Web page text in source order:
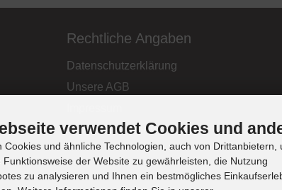
Rechtliche Angaben
Datenschutzerklärung
Unsere AGB
Widerrufsbelehrung
verwendet Cookies und
Cookies und ähnliche Technologien, auch von Drittanbietern,
der Website zu gewährleisten, die Nutzung
zu analysieren und Ihnen ein bestmögliches